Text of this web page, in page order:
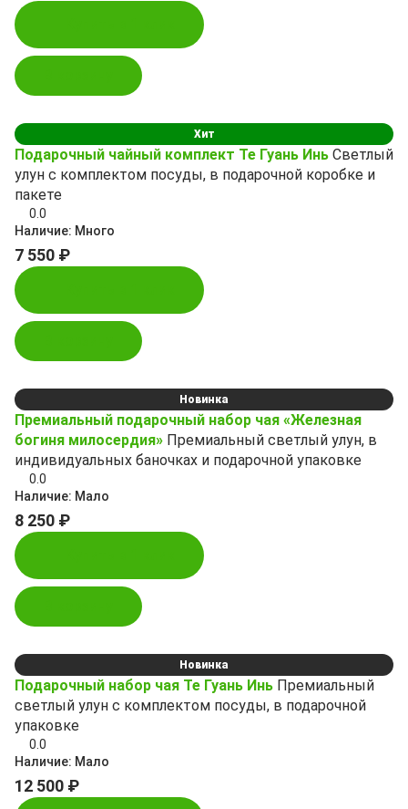
Хит
Подарочный чайный комплект Те Гуань Инь Светлый
улун с комплектом посуды, в подарочной коробке и
пакете
0.0
Наличие: Много
7 550 ₽
Новинка
Премиальный подарочный набор чая «Железная
богиня милосердия» Премиальный светлый улун, в
индивидуальных баночках и подарочной упаковке
0.0
Наличие: Мало
8 250 ₽
Новинка
Подарочный набор чая Те Гуань Инь Премиальный
светлый улун с комплектом посуды, в подарочной
упаковке
0.0
Наличие: Мало
12 500 ₽